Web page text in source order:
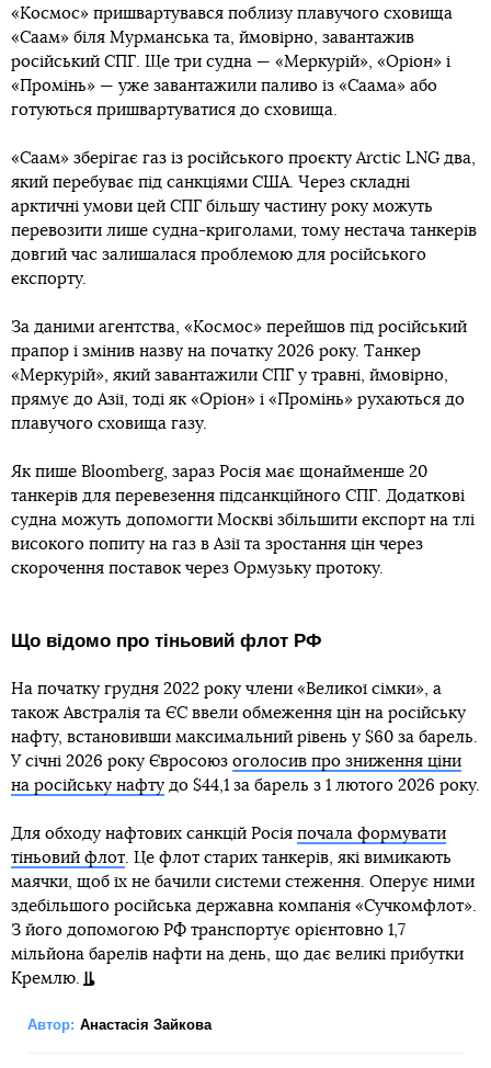
«Космос» пришвартувався поблизу плавучого сховища
«Саам» біля Мурманська та, ймовірно, завантажив
російський СПГ. Ще три судна — «Меркурій», «Оріон» і
«Промінь» — уже завантажили паливо із «Саама» або
готуються пришвартуватися до сховища.
«Саам» зберігає газ із російського проєкту Arctic LNG два,
який перебуває під санкціями США. Через складні
арктичні умови цей СПГ більшу частину року можуть
перевозити лише судна-криголами, тому нестача танкерів
довгий час залишалася проблемою для російського
експорту.
За даними агентства, «Космос» перейшов під російський
прапор і змінив назву на початку 2026 року. Танкер
«Меркурій», який завантажили СПГ у травні, ймовірно,
прямує до Азії, тоді як «Оріон» і «Промінь» рухаються до
плавучого сховища газу.
Як пише Bloomberg, зараз Росія має щонайменше 20
танкерів для перевезення підсанкційного СПГ. Додаткові
судна можуть допомогти Москві збільшити експорт на тлі
високого попиту на газ в Азії та зростання цін через
скорочення поставок через Ормузьку протоку.
Що відомо про тіньовий флот РФ
На початку грудня 2022 року члени «Великої сімки», а
також Австралія та ЄС ввели обмеження цін на російську
нафту, встановивши максимальний рівень у $60 за барель.
У січні 2026 року Євросоюз оголосив про зниження ціни
на російську нафту до $44,1 за барель з 1 лютого 2026 року.
Для обходу нафтових санкцій Росія почала формувати
тіньовий флот. Це флот старих танкерів, які вимикають
маячки, щоб їх не бачили системи стеження. Оперує ними
здебільшого російська державна компанія «Сучкомфлот».
З його допомогою РФ транспортує орієнтовно 1,7
мільйона барелів нафти на день, що дає великі прибутки
Кремлю.
Автор: Анастасія Зайкова